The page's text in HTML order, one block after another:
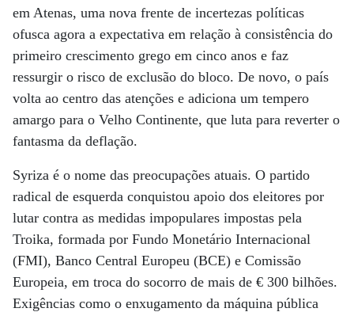
em Atenas, uma nova frente de incertezas políticas
ofusca agora a expectativa em relação à consistência do
primeiro crescimento grego em cinco anos e faz
ressurgir o risco de exclusão do bloco. De novo, o país
volta ao centro das atenções e adiciona um tempero
amargo para o Velho Continente, que luta para reverter o
fantasma da deflação.
Syriza é o nome das preocupações atuais. O partido
radical de esquerda conquistou apoio dos eleitores por
lutar contra as medidas impopulares impostas pela
Troika, formada por Fundo Monetário Internacional
(FMI), Banco Central Europeu (BCE) e Comissão
Europeia, em troca do socorro de mais de € 300 bilhões.
Exigências como o enxugamento da máquina pública